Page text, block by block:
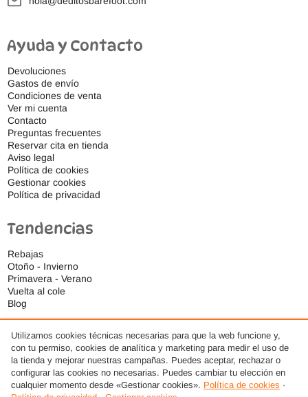
Ayuda y Contacto
Devoluciones
Gastos de envío
Condiciones de venta
Ver mi cuenta
Contacto
Preguntas frecuentes
Reservar cita en tienda
Aviso legal
Política de cookies
Gestionar cookies
Política de privacidad
Tendencias
Rebajas
Otoño - Invierno
Primavera - Verano
Vuelta al cole
Blog
Utilizamos cookies técnicas necesarias para que la web funcione y,
con tu permiso, cookies de analítica y marketing para medir el uso de
la tienda y mejorar nuestras campañas. Puedes aceptar, rechazar o
configurar las cookies no necesarias. Puedes cambiar tu elección en
cualquier momento desde «Gestionar cookies». Política de cookies ·